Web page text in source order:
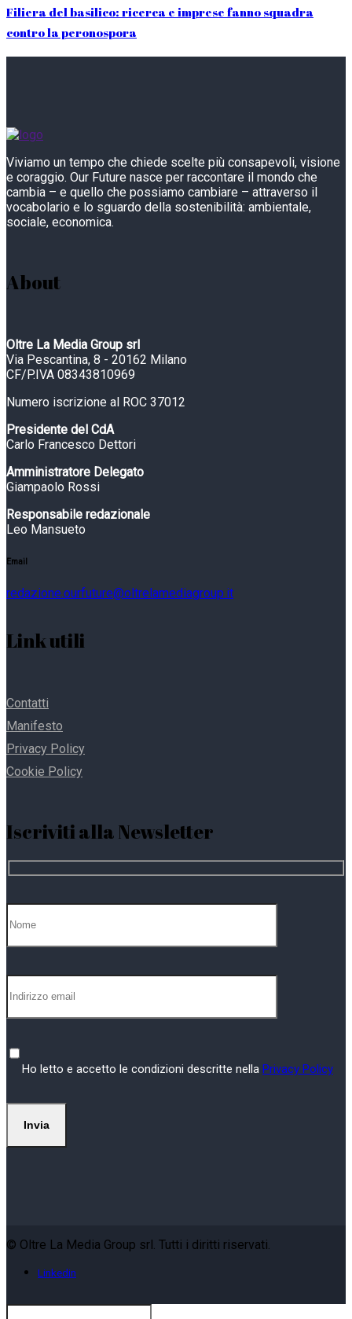
Filiera del basilico: ricerca e imprese fanno squadra
contro la peronospora
Viviamo un tempo che chiede scelte più consapevoli, visione
e coraggio. Our Future nasce per raccontare il mondo che
cambia – e quello che possiamo cambiare – attraverso il
vocabolario e lo sguardo della sostenibilità: ambientale,
sociale, economica.
About
Oltre La Media Group srl
Via Pescantina, 8 - 20162 Milano
CF/P.IVA 08343810969
Numero iscrizione al ROC 37012
Presidente del CdA
Carlo Francesco Dettori
Amministratore Delegato
Giampaolo Rossi
Responsabile redazionale
Leo Mansueto
Email
redazione.ourfuture@oltrelamediagroup.it
Link utili
Contatti
Manifesto
Privacy Policy
Cookie Policy
Iscriviti alla Newsletter
Ho letto e accetto le condizioni descritte nella Privacy Policy
© Oltre La Media Group srl. Tutti i diritti riservati.
Linkedin